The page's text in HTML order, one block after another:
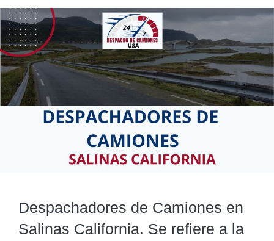
Despachadores de Camiones en
Salinas California. Se refiere a la